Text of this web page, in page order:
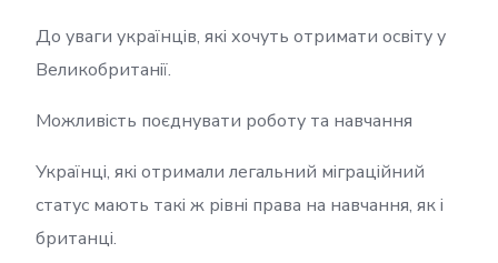
До уваги українців, які хочуть отримати освіту у
Великобританії.
Можливість поєднувати роботу та навчання
Українці, які отримали легальний міграційний
статус мають такі ж рівні права на навчання, як і
британці.